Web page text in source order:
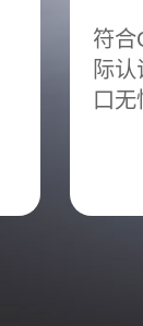
符合
际
口无